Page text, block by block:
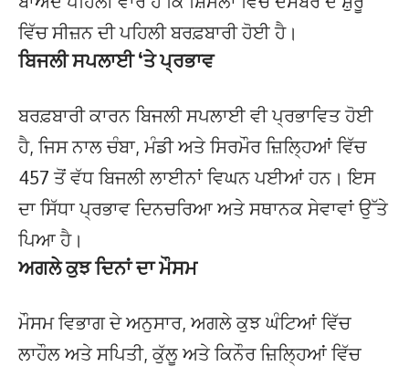
ਵਿੱਚ ਸੀਜ਼ਨ ਦੀ ਪਹਿਲੀ ਬਰਫ਼ਬਾਰੀ ਹੋਈ ਹੈ।
ਬਿਜਲੀ ਸਪਲਾਈ ‘ਤੇ ਪ੍ਰਭਾਵ
ਬਰਫ਼ਬਾਰੀ ਕਾਰਨ ਬਿਜਲੀ ਸਪਲਾਈ ਵੀ ਪ੍ਰਭਾਵਿਤ ਹੋਈ
ਹੈ, ਜਿਸ ਨਾਲ ਚੰਬਾ, ਮੰਡੀ ਅਤੇ ਸਿਰਮੌਰ ਜ਼ਿਲ੍ਹਿਆਂ ਵਿੱਚ
457 ਤੋਂ ਵੱਧ ਬਿਜਲੀ ਲਾਈਨਾਂ ਵਿਘਨ ਪਈਆਂ ਹਨ। ਇਸ
ਦਾ ਸਿੱਧਾ ਪ੍ਰਭਾਵ ਦਿਨਚਰਿਆ ਅਤੇ ਸਥਾਨਕ ਸੇਵਾਵਾਂ ਉੱਤੇ
ਪਿਆ ਹੈ।
ਅਗਲੇ ਕੁਝ ਦਿਨਾਂ ਦਾ ਮੌਸਮ
ਮੌਸਮ ਵਿਭਾਗ ਦੇ ਅਨੁਸਾਰ, ਅਗਲੇ ਕੁਝ ਘੰਟਿਆਂ ਵਿੱਚ
ਲਾਹੌਲ ਅਤੇ ਸਪਿਤੀ, ਕੁੱਲੂ ਅਤੇ ਕਿਨੌਰ ਜ਼ਿਲ੍ਹਿਆਂ ਵਿੱਚ